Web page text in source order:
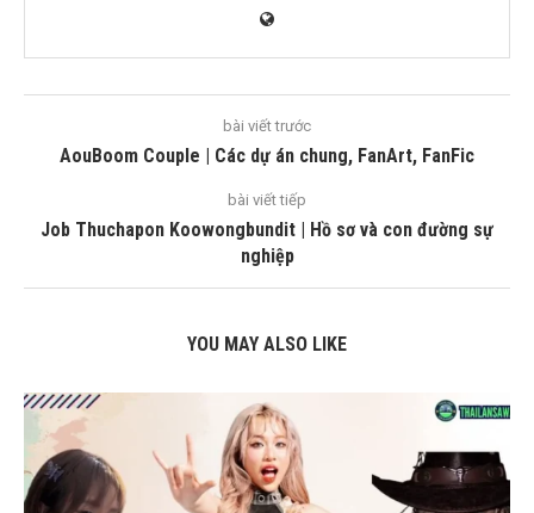
bài viết trước
AouBoom Couple | Các dự án chung, FanArt, FanFic
bài viết tiếp
Job Thuchapon Koowongbundit | Hồ sơ và con đường sự
nghiệp
YOU MAY ALSO LIKE